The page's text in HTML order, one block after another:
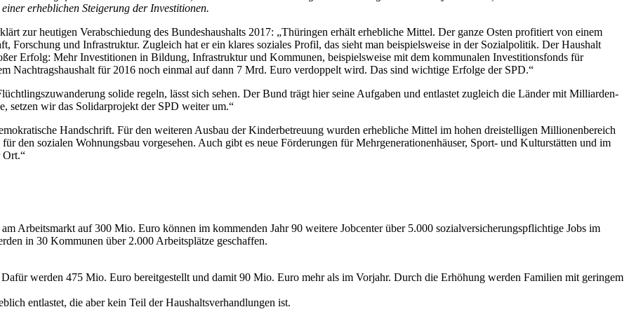
erheblichen Steigerung der Investitionen.
zur heutigen Verabschiedung des Bundeshaushalts 2017: „Thüringen erhält erhebliche Mittel. Der ganze Osten profitiert von einem
Forschung und Infrastruktur. Zugleich hat er ein klares soziales Profil, das sieht man beispielsweise in der Sozialpolitik. Der Haushalt
Erfolg: Mehr Investitionen in Bildung, Infrastruktur und Kommunen, beispielsweise mit dem kommunalen Investitionsfonds für
Nachtragshaushalt für 2016 noch einmal auf dann 7 Mrd. Euro verdoppelt wird. Das sind wichtige Erfolge der SPD.“
solide regeln, lässt sich sehen. Der Bund trägt hier seine Aufgaben und entlastet zugleich die Länder mit Milliarden-
setzen wir das Solidarprojekt der SPD weiter um.“
Handschrift. Für den weiteren Ausbau der Kinderbetreuung wurden erhebliche Mittel im hohen dreistelligen Millionenbereich
den sozialen Wohnungsbau vorgesehen. Auch gibt es neue Förderungen für Mehrgenerationenhäuser, Sport- und Kulturstätten und im
Ort.“
Arbeitsmarkt auf 300 Mio. Euro können im kommenden Jahr 90 weitere Jobcenter über 5.000 sozialversicherungspflichtige Jobs im
in 30 Kommunen über 2.000 Arbeitsplätze geschaffen.
werden 475 Mio. Euro bereitgestellt und damit 90 Mio. Euro mehr als im Vorjahr. Durch die Erhöhung werden Familien mit geringem
entlastet, die aber kein Teil der Haushaltsverhandlungen ist.